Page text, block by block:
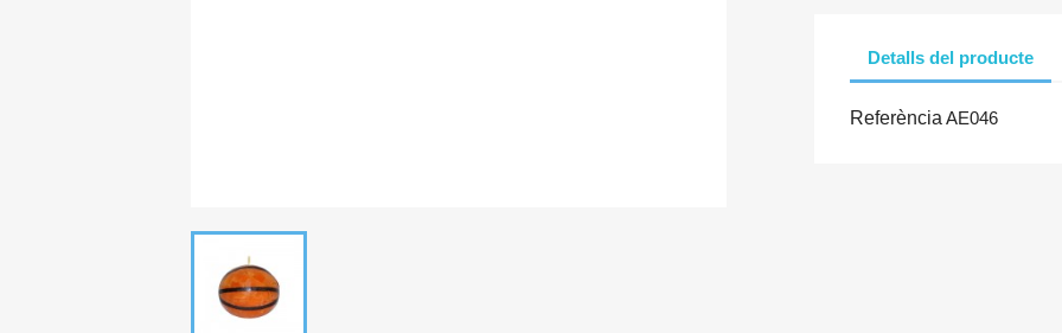
Detalls del producte
Referència AE046